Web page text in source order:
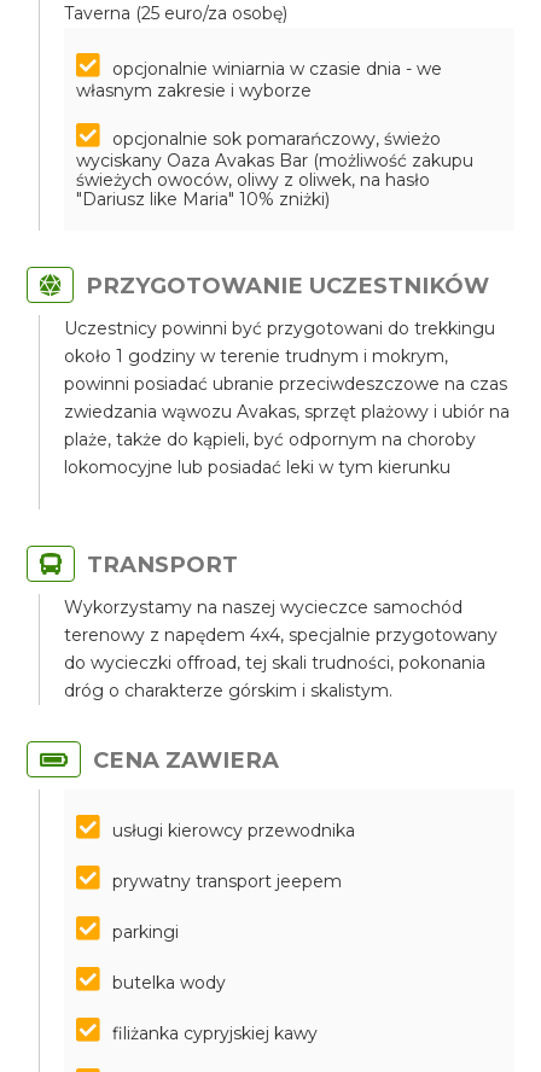
Taverna (25 euro/za osobę)
opcjonalnie winiarnia w czasie dnia - we
własnym zakresie i wyborze
opcjonalnie sok pomarańczowy, świeżo
wyciskany Oaza Avakas Bar (możliwość zakupu
świeżych owoców, oliwy z oliwek, na hasło
"Dariusz like Maria" 10% zniżki)
PRZYGOTOWANIE UCZESTNIKÓW
Uczestnicy powinni być przygotowani do trekkingu
około 1 godziny w terenie trudnym i mokrym,
powinni posiadać ubranie przeciwdeszczowe na czas
zwiedzania wąwozu Avakas, sprzęt plażowy i ubiór na
plaże, także do kąpieli, być odpornym na choroby
lokomocyjne lub posiadać leki w tym kierunku
TRANSPORT
Wykorzystamy na naszej wycieczce samochód
terenowy z napędem 4x4, specjalnie przygotowany
do wycieczki offroad, tej skali trudności, pokonania
dróg o charakterze górskim i skalistym.
CENA ZAWIERA
usługi kierowcy przewodnika
prywatny transport jeepem
parkingi
butelka wody
filiżanka cypryjskiej kawy